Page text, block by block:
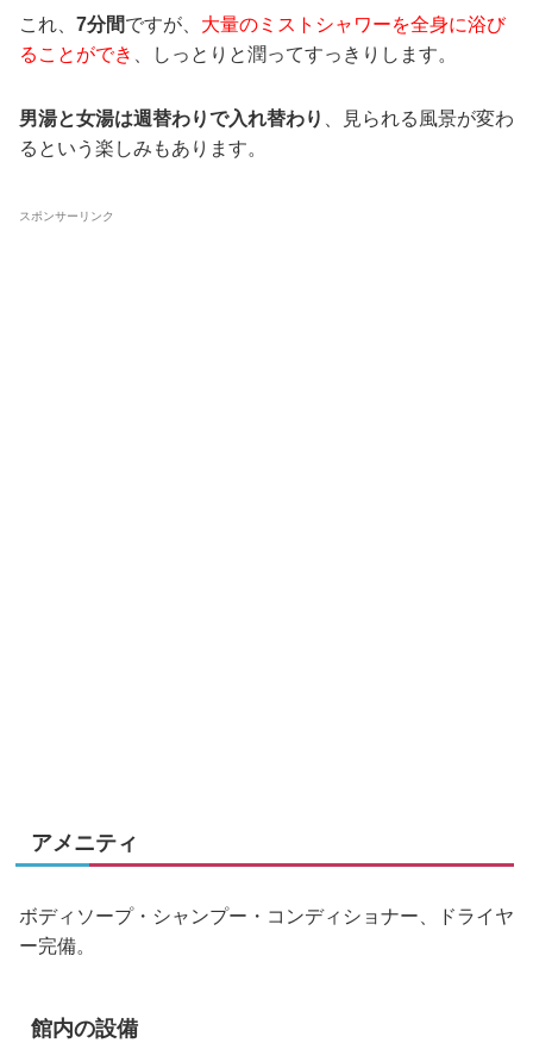
これ、 7分間ですが、 大量のミストシャワーを全身に浴び
ることができ 、しっとりと潤ってすっきりします。
男湯と女湯は週替わりで入れ替わり
、見られる風景が変わ
るという楽しみもあります。
スポンサーリンク
アメニティ
ボディソープ・シャンプー・コンディショナー、ドライヤ
ー完備。
館内の設備